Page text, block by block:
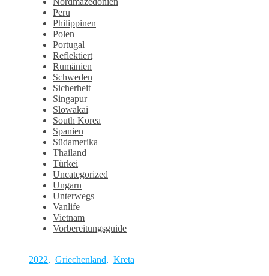
Peru
Philippinen
Polen
Portugal
Reflektiert
Rumänien
Schweden
Sicherheit
Singapur
Slowakai
South Korea
Spanien
Südamerika
Thailand
Türkei
Uncategorized
Ungarn
Unterwegs
Vanlife
Vietnam
Vorbereitungsguide
2022, Griechenland, Kreta